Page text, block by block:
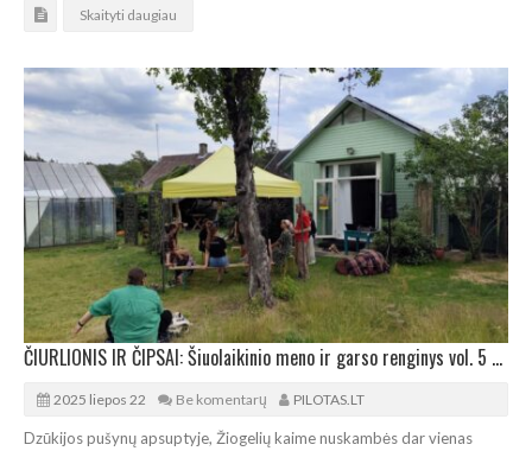
Skaityti daugiau
ČIURLIONIS IR ČIPSAI: Šiuolaikinio meno ir garso renginys vol. 5 Žiogeliuose
2025 liepos 22 Be komentarų PILOTAS.LT
Dzūkijos pušynų apsuptyje, Žiogelių kaime nuskambės dar vienas